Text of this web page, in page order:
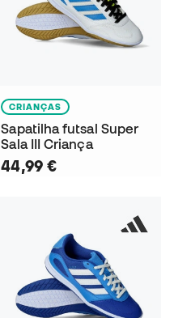
CRIANÇAS
Sapatilha futsal Super
Sala III Criança
44,99 €